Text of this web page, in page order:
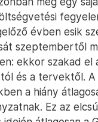
évben esik
szeptembertől
ekkor szakad el
és a tervektől. A
a hiány
Ez az